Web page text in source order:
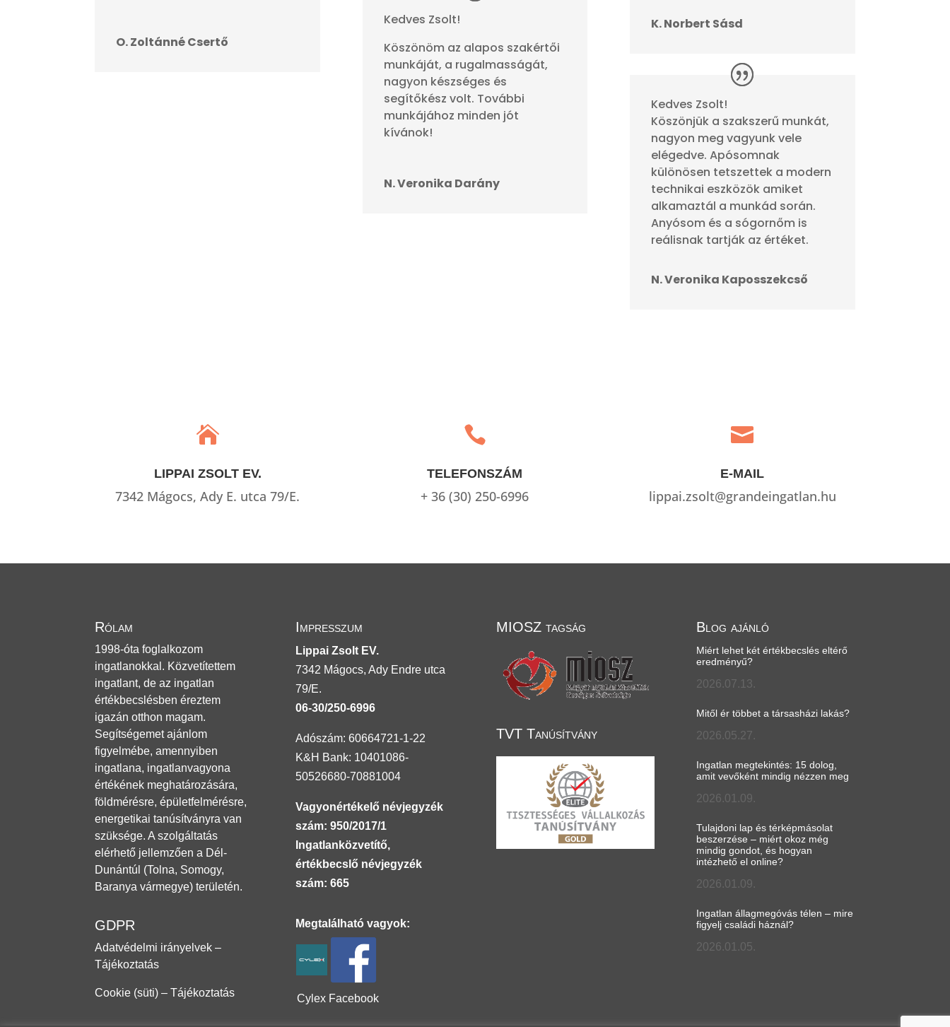
O. Zoltánné Csertő
Kedves Zsolt!
Köszönöm az alapos szakértői
munkáját, a rugalmasságát,
nagyon készséges és
segítőkész volt. További
munkájához minden jót
kívánok!
N. Veronika Darány
K. Norbert Sásd
Kedves Zsolt!
Köszönjük a szakszerű munkát,
nagyon meg vagyunk vele
elégedve. Apósomnak
különösen tetszettek a modern
technikai eszközök amiket
alkamaztál a munkád során.
Anyósom és a sógornőm is
reálisnak tartják az értéket.
N. Veronika Kaposszekcső

LIPPAI ZSOLT EV.
7342 Mágocs, Ady E. utca 79/E.

TELEFONSZÁM
+ 36 (30) 250-6996

E-MAIL
lippai.zsolt@grandeingatlan.hu
Rólam
1998-óta foglalkozom
ingatlanokkal. Közvetítettem
ingatlant, de az ingatlan
értékbecslésben éreztem
igazán otthon magam.
Segítségemet ajánlom
figyelmébe, amennyiben
ingatlana, ingatlanvagyona
értékének meghatározására,
földmérésre, épületfelmérésre,
energetikai tanúsítványra van
szüksége. A szolgáltatás
elérhető jellemzően a Dél-
Dunántúl (Tolna, Somogy,
Baranya vármegye)területén.
GDPR
Adatvédelmi irányelvek –
Tájékoztatás
Cookie (süti) – Tájékoztatás
Impresszum
Lippai Zsolt EV.
7342 Mágocs, Ady Endre utca
79/E.
06-30/250-6996
Adószám: 60664721-1-22
K&H Bank: 10401086-
50526680-70881004
Vagyonértékelő névjegyzék
szám: 950/2017/1
Ingatlanközvetítő,
értékbecslő névjegyzék
szám: 665
Megtalálható vagyok:
Cylex Facebook
MIOSZ tagság
TVT Tanúsítvány
Blog ajánló
Miért lehet két értékbecslés eltérő
eredményű?
2026.07.13.
Mitől ér többet a társasházi lakás?
2026.05.27.
Ingatlan megtekintés: 15 dolog,
amit vevőként mindig nézzen meg
2026.01.09.
Tulajdoni lap és térképmásolat
beszerzése – miért okoz még
mindig gondot, és hogyan
intézhető el online?
2026.01.09.
Ingatlan állagmegóvás télen – mire
figyelj családi háznál?
2026.01.05.